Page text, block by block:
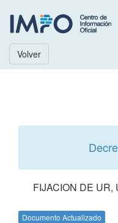
Volver
FIJACION DE UR,
Documento Actualizado